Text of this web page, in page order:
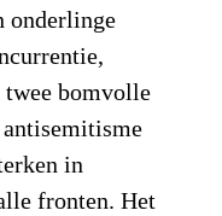
onderlinge
twee bomvolle
in
fronten. Het